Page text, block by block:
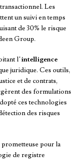
Les
un suivi en temps
de 30% le risque
Group.
l’intelligence
juridique. Ces outils,
et de contrats,
des formulations
ces technologies
des risques
pour la
de registre